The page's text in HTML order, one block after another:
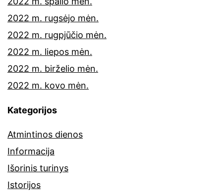
2022 m. rugsėjo mėn.
2022 m. rugpjūčio mėn.
2022 m. liepos mėn.
2022 m. birželio mėn.
2022 m. kovo mėn.
Kategorijos
Atmintinos dienos
Informacija
Išorinis turinys
Istorijos